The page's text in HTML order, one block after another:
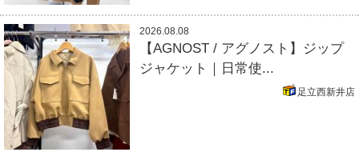
2026.08.08
【AGNOST / アグノスト】ジップ
ジャケット｜日常使...
足立西新井店